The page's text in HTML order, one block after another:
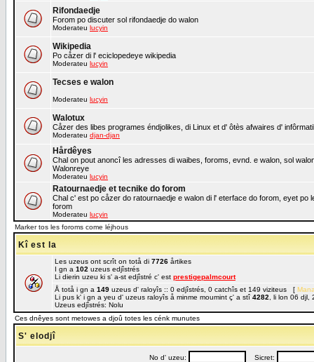
Rifondaedje
Forom po discuter sol rifondaedje do walon
Moderateu lucyin
Wikipedia
Po cåzer di l' eciclopedeye wikipedia
Moderateu lucyin
Tecses e walon
Moderateu lucyin
Walotux
Cåzer des libes programes éndjolikes, di Linux et d' ôtès afwaires d'
Moderateu djan-djan
Hårdêyes
Chal on pout anoncî les adresses di waibes, foroms, evnd. e walon, sol
Walonreye
Moderateu lucyin
Ratournaedje et tecnike do forom
Chal c' est po cåzer do ratournaedje e walon di l' eterface do forom, eyet
forom
Moderateu lucyin
Marker tos les foroms come léjhous
Kî est la
Les uzeus ont scrît on totå di 7726 årtikes
I gn a 102 uzeus edjîstrés
Li dierin uzeu ki s' a-st edjîstré c' est prestigepalmcourt
Å totå i gn a 149 uzeus d' raloyîs :: 0 edjîstrés, 0 catchîs et 149 viziteus [
Li pus k' i gn a yeu d' uzeus raloyîs å minme moumint ç' a stî 4282 , li lon 06
Uzeus edjîstrés: Nolu
Ces dnêyes sont metowes a djoû totes les cénk munutes
S' elodjî
No d' uzeu: Sicret: